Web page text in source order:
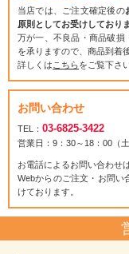
当店では、ご注文確定後の
原則としてお受けしており
万が一、不良品・商品破損
を承りますので、商品到着
詳しくは こちらをご覧下さい
お問い合わせ
TEL： 03-6825-3422
営業日：9：30～18：00（
お電話によるお問い合わせ
Webからのご注文・お問い
けております。